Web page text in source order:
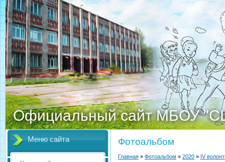
Официальный сайт МБОУ
Меню сайта Фотоальбом
Главная » Фотоальбом » 2020 » IV